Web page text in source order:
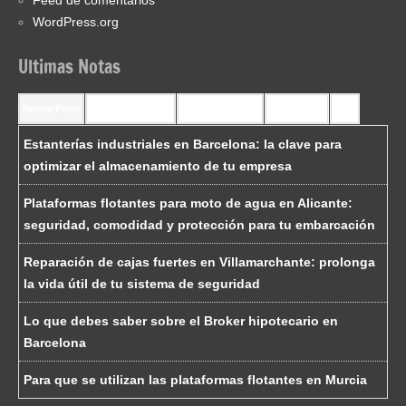
WordPress.org
Ultimas Notas
Estanterías industriales en Barcelona: la clave para
optimizar el almacenamiento de tu empresa
Plataformas flotantes para moto de agua en Alicante:
seguridad, comodidad y protección para tu embarcación
Reparación de cajas fuertes en Villamarchante: prolonga
la vida útil de tu sistema de seguridad
Lo que debes saber sobre el Broker hipotecario en
Barcelona
Para que se utilizan las plataformas flotantes en Murcia